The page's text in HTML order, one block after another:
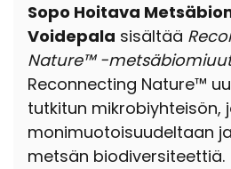
Sopo Hoitava
Voidepala sisältää
Nature™ -
Reconnecting Nature™
tutkitun mikrobiyhteisön,
monimuotoisuudeltaan
metsän biodiversiteettiä.